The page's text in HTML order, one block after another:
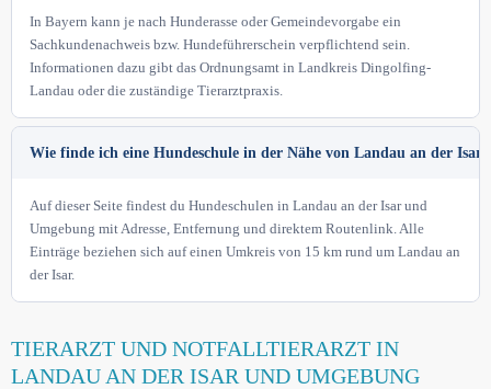
In Bayern kann je nach Hunderasse oder Gemeindevorgabe ein
Sachkundenachweis bzw. Hundeführerschein verpflichtend sein.
Informationen dazu gibt das Ordnungsamt in Landkreis Dingolfing-
Landau oder die zuständige Tierarztpraxis.
Wie finde ich eine Hundeschule in der Nähe von Landau an der Isar?
Auf dieser Seite findest du Hundeschulen in Landau an der Isar und
Umgebung mit Adresse, Entfernung und direktem Routenlink. Alle
Einträge beziehen sich auf einen Umkreis von 15 km rund um Landau an
der Isar.
TIERARZT UND NOTFALLTIERARZT IN
LANDAU AN DER ISAR UND UMGEBUNG